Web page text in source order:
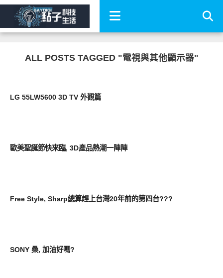
ALL POSTS TAGGED "電視與其他顯示器"
LG 55LW5600 3D TV 外觀篇
歐美聖誕節快來臨, 3D產品熱潮一陣陣
Free Style, Sharp總算趕上台灣20年前的第四台???
SONY 桑, 加油好嗎?